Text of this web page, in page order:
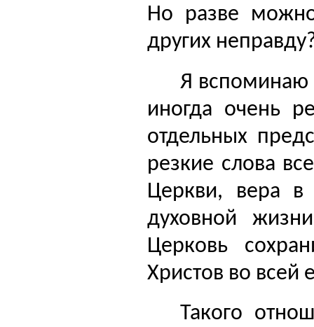
Но разве
других
Я вспоминаю
иногда очень
отдельных
резкие сло­ва
Церкви, вера в
духовной
Церковь
Христов во всей
Такого